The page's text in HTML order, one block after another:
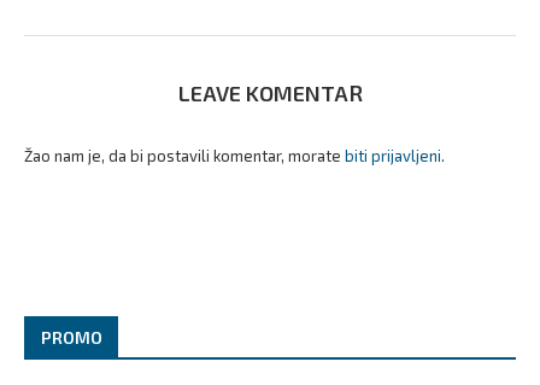
LEAVE KOMENTAR
Žao nam je, da bi postavili komentar, morate biti prijavljeni.
PROMO